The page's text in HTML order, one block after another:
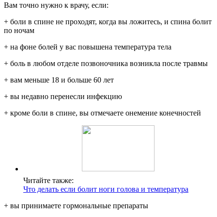
Вам точно нужно к врачу, если:
+ боли в спине не проходят, когда вы ложитесь, и спина болит
по ночам
+ на фоне болей у вас повышена температура тела
+ боль в любом отделе позвоночника возникла после травмы
+ вам меньше 18 и больше 60 лет
+ вы недавно перенесли инфекцию
+ кроме боли в спине, вы отмечаете онемение конечностей
Читайте также:
Что делать если болит ноги голова и температура
+ вы принимаете гормональные пре­параты